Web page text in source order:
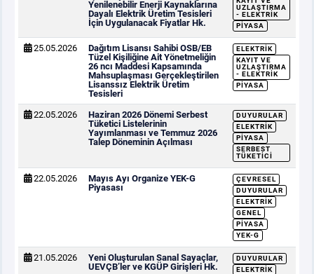
Yenilenebilir Enerji Kaynaklarına
Dayalı Elektrik Üretim Tesisleri
İçin Uygulanacak Fiyatlar Hk.
UZLAŞTIRMA
- ELEKTRIK
PIYASA
25.05.2026
Dağıtım Lisansı Sahibi OSB/EB
Tüzel Kişiliğine Ait Yönetmeliğin
26 ncı Maddesi Kapsamında
Mahsuplaşması Gerçekleştirilen
Lisanssız Elektrik Üretim
Tesisleri
ELEKTRIK
KAYIT VE
UZLAŞTIRMA
- ELEKTRIK
PIYASA
22.05.2026
Haziran 2026 Dönemi Serbest
Tüketici Listelerinin
Yayımlanması ve Temmuz 2026
Talep Döneminin Açılması
DUYURULAR
ELEKTRIK
PIYASA
SERBEST
TÜKETICI
22.05.2026
Mayıs Ayı Organize YEK-G
Piyasası
ÇEVRESEL
DUYURULAR
ELEKTRIK
GENEL
PIYASA
YEK-G
21.05.2026
Yeni Oluşturulan Sanal Sayaçlar,
UEVÇB’ler ve KGÜP Girişleri Hk.
DUYURULAR
ELEKTRIK